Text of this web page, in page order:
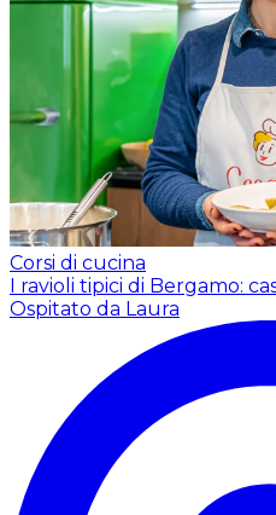
Corsi di cucina
I ravioli tipici di Bergamo:
Ospitato da Laura